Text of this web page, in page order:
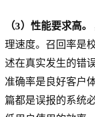
（3）性能要求高。
理速度。召回率是
述在真实发生的错
准确率是良好客户
篇都是误报的系统